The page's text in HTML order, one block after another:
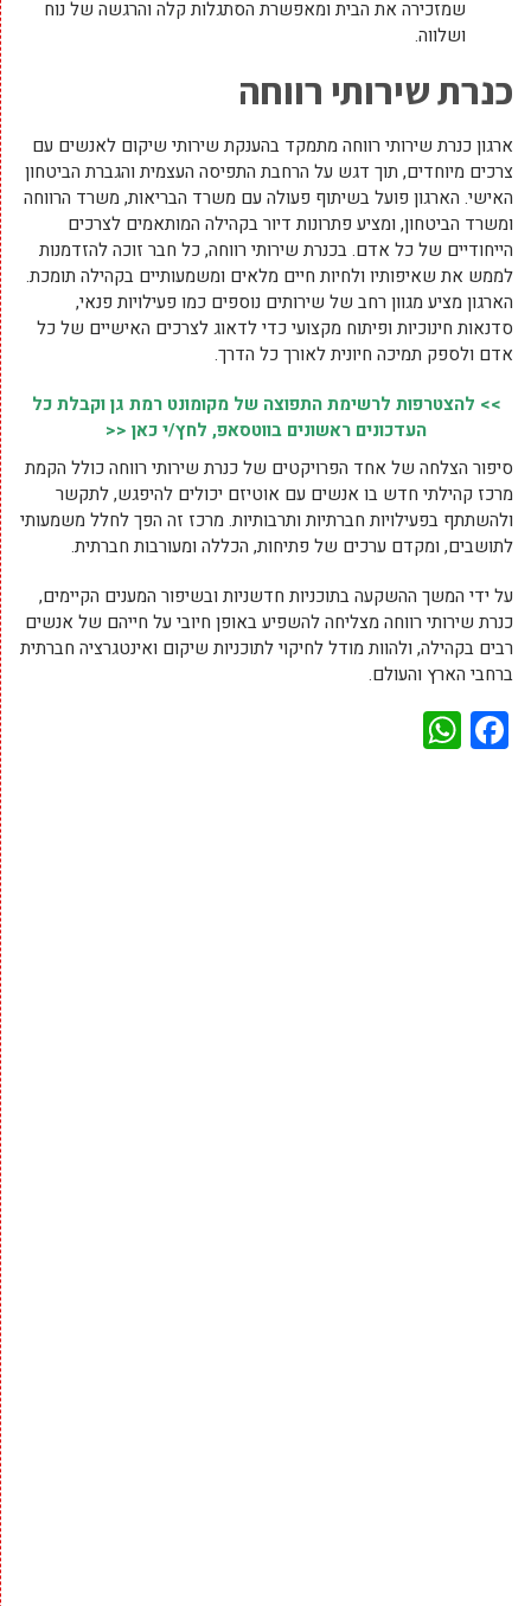
שמזכירה את הבית ומאפשרת הסתגלות קלה והרגשה של נוח
ושלווה.
כנרת שירותי רווחה
ארגון כנרת שירותי רווחה מתמקד בהענקת שירותי שיקום לאנשים עם
צרכים מיוחדים, תוך דגש על הרחבת התפיסה העצמית והגברת הביטחון
האישי. הארגון פועל בשיתוף פעולה עם משרד הבריאות, משרד הרווחה
ומשרד הביטחון, ומציע פתרונות דיור בקהילה המותאמים לצרכים
הייחודיים של כל אדם. בכנרת שירותי רווחה, כל חבר זוכה להזדמנות
לממש את שאיפותיו ולחיות חיים מלאים ומשמעותיים בקהילה תומכת.
הארגון מציע מגוון רחב של שירותים נוספים כמו פעילויות פנאי,
סדנאות חינוכיות ופיתוח מקצועי כדי לדאוג לצרכים האישיים של כל
אדם ולספק תמיכה חיונית לאורך כל הדרך.
>> להצטרפות לרשימת התפוצה של מקומונט רמת גן וקבלת כל
העדכונים ראשונים בווטסאפ, לחץ/י כאן <<
סיפור הצלחה של אחד הפרויקטים של כנרת שירותי רווחה כולל הקמת
מרכז קהילתי חדש בו אנשים עם אוטיזם יכולים להיפגש, לתקשר
ולהשתתף בפעילויות חברתיות ותרבותיות. מרכז זה הפך לחלל משמעותי
לתושבים, ומקדם ערכים של פתיחות, הכללה ומעורבות חברתית.
על ידי המשך ההשקעה בתוכניות חדשניות ובשיפור המענים הקיימים,
כנרת שירותי רווחה מצליחה להשפיע באופן חיובי על חייהם של אנשים
רבים בקהילה, ולהוות מודל לחיקוי לתוכניות שיקום ואינטגרציה חברתית
ברחבי הארץ והעולם.
Facebook